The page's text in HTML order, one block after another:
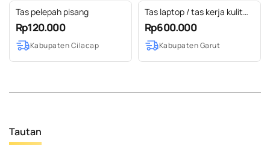
Tas pelepah pisang
Rp120.000
Kabupaten Cilacap
Tas laptop / tas kerja kulit
sapi
Rp600.000
Kabupaten Garut
Tautan